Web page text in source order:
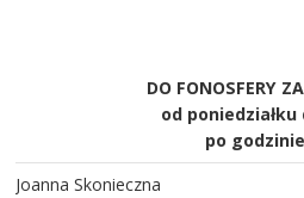
DO FONOSFERY
od poniedziałku
po
Joanna Skonieczna